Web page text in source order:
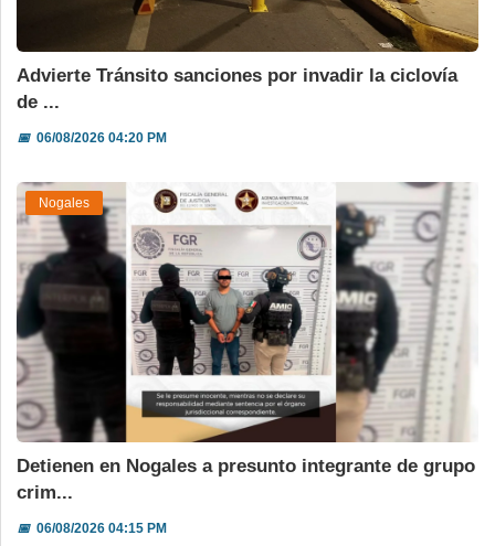
Advierte Tránsito sanciones por invadir la ciclovía
de ...
📅06/08/2026 04:20 PM
Nogales
Detienen en Nogales a presunto integrante de grupo
crim...
📅06/08/2026 04:15 PM